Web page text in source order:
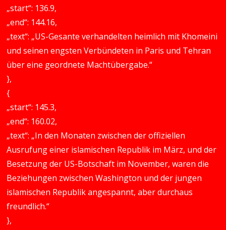
„start“: 136.9,
„end“: 144.16,
„text“: „US-Gesante verhandelten heimlich mit Khomeini
und seinen engsten Verbündeten in Paris und Tehran
über eine geordnete Machtübergabe.“
},
{
„start“: 145.3,
„end“: 160.02,
„text“: „In den Monaten zwischen der offiziellen
Ausrufung einer islamischen Republik im März, und der
Besetzung der US-Botschaft im November, waren die
Beziehungen zwischen Washington und der jungen
islamischen Republik angespannt, aber durchaus
freundlich.“
},